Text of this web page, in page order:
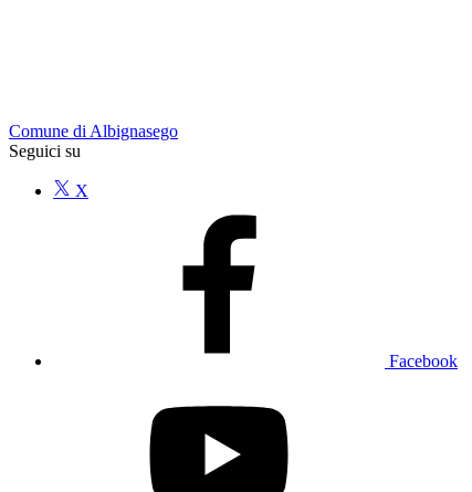
Comune di Albignasego
Seguici su
X
Facebook